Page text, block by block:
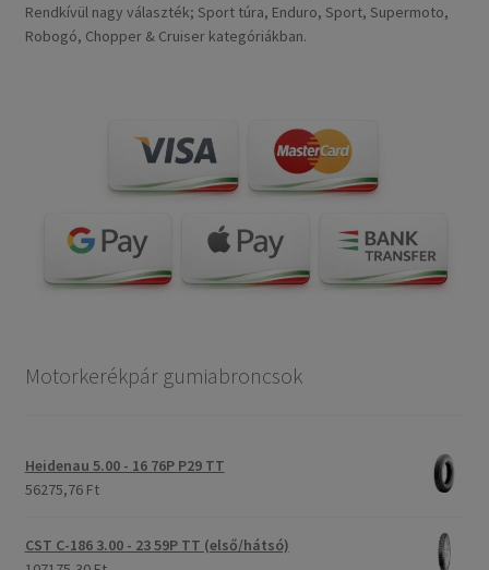
Rendkívül nagy választék; Sport túra, Enduro, Sport, Supermoto,
Robogó, Chopper & Cruiser kategóriákban.
Motorkerékpár gumiabroncsok
Heidenau 5.00 - 16 76P P29 TT
56275,76 Ft
CST C-186 3.00 - 23 59P TT (első/hátsó)